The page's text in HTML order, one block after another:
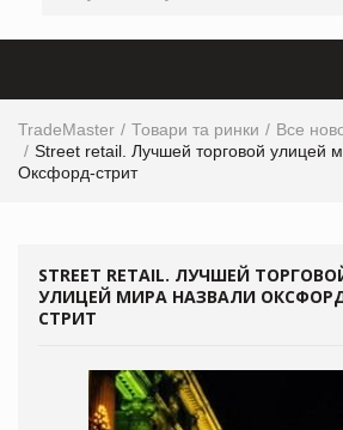
TradeMaster Товари та ринки
Все
Street retail. Лучшей торговой улицей
Оксфорд-стрит
STREET RETAIL. ЛУЧШЕЙ
УЛИЦЕЙ МИРА НАЗВАЛИ
СТРИТ